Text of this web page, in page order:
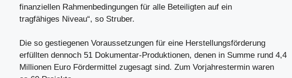
finanziellen Rahmenbedingungen für alle Beteiligten auf ein
tragfähiges Niveau“, so Struber.
Die so gestiegenen Voraussetzungen für eine Herstellungsförderung
erfüllten dennoch 51 Dokumentar-Produktionen, denen in Summe rund 4,4
Millionen Euro Fördermittel zugesagt sind. Zum Vorjahrestermin waren